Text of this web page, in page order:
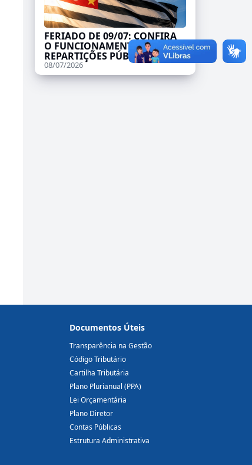
FERIADO DE 09/07: CONFIRA
O FUNCIONAMENTO DAS
REPARTIÇÕES PÚBLICAS
08/07/2026
Documentos Úteis
Transparência na Gestão
Código Tributário
Cartilha Tributária
Plano Plurianual (PPA)
Lei Orçamentária
Plano Diretor
Contas Públicas
Estrutura Administrativa